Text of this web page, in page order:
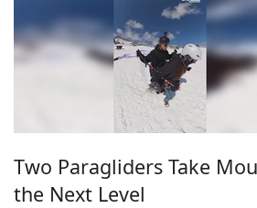
Two Paragliders Take
the Next Level